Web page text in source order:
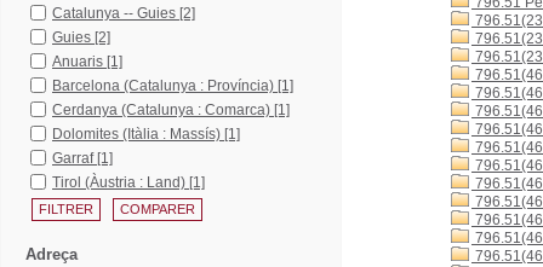
Catalunya -- Guies [2]
Guies [2]
Anuaris [1]
Barcelona (Catalunya : Província) [1]
Cerdanya (Catalunya : Comarca) [1]
Dolomites (Itàlia : Massís) [1]
Garraf [1]
Tirol (Àustria : Land) [1]
Adreça